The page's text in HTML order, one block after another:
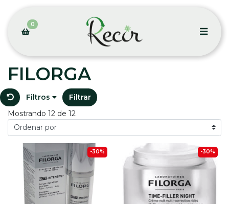
0
FILORGA
Filtros
Filtrar
Mostrando 12 de 12
-30% -30%